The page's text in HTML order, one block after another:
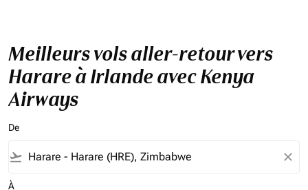
Meilleurs vols aller-retour vers
Harare à Irlande avec Kenya
Airways
De
flight_takeoff close
À